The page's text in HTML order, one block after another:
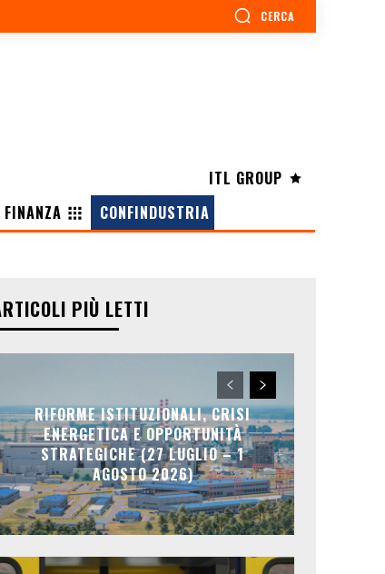
CERCA
ITL GROUP
CONFINDUSTRIA
PIÙ LETTI
RIFORME ISTITUZIONALI, CRISI
ENERGETICA E OPPORTUNITÀ
STRATEGICHE (27 LUGLIO – 1
AGOSTO 2026)